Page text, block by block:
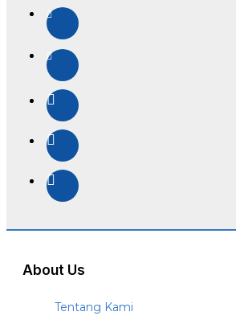
About Us
Tentang Kami